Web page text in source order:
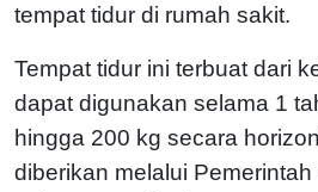
tempat tidur di rumah sakit.
Tempat tidur ini terbuat dari
dapat digunakan selama 1
hingga 200 kg secara
diberikan melalui Pemerintah